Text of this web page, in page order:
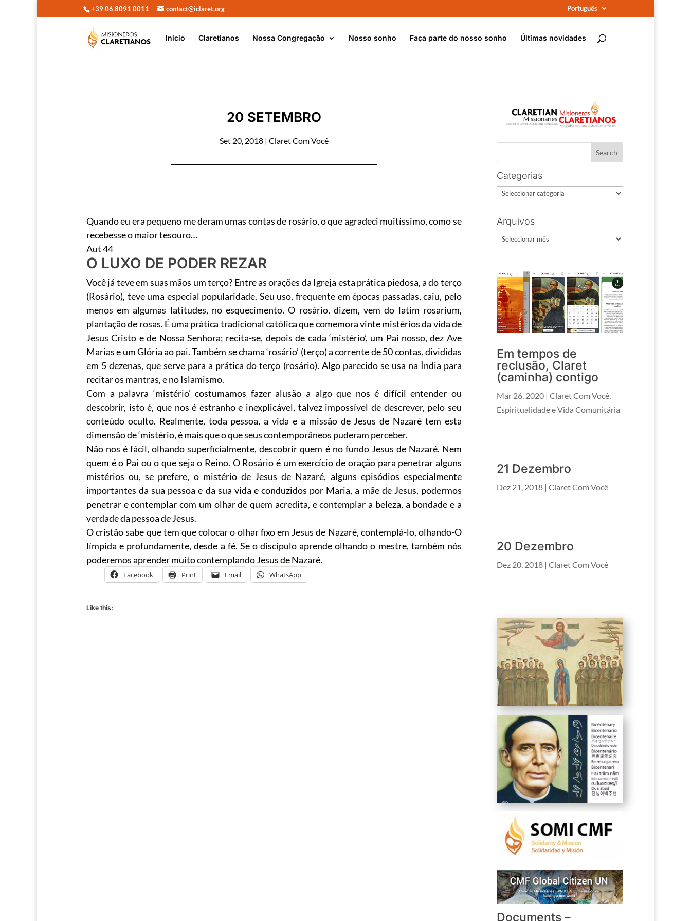
+39 06 8091 0011 contact@iclaret.org Português
Inicio Claretianos Nossa Congregação Nosso sonho Faça parte do nosso sonho Últimas novidades
20 SETEMBRO
Set 20, 2018| Claret Com Você
Quando eu era pequeno me deram umas contas de rosário, o que agradeci muitíssimo, como se
recebesse o maior tesouro…
Aut 44
O LUXO DE PODER REZAR
Você já teve em suas mãos um terço? Entre as orações da Igreja esta prática piedosa, a do terço
(Rosário), teve uma especial popularidade. Seu uso, frequente em épocas passadas, caiu, pelo
menos em algumas latitudes, no esquecimento. O rosário, dizem, vem do latim rosarium,
plantação de rosas. É uma prática tradicional católica que comemora vinte mistérios da vida de
Jesus Cristo e de Nossa Senhora; recita-se, depois de cada ‘mistério’, um Pai nosso, dez Ave
Marias e um Glória ao pai. Também se chama ‘rosário’ (terço) a corrente de 50 contas, divididas
em 5 dezenas, que serve para a prática do terço (rosário). Algo parecido se usa na Índia para
recitar os mantras, e no Islamismo.
Com a palavra ‘mistério’ costumamos fazer alusão a algo que nos é difícil entender ou
descobrir, isto é, que nos é estranho e inexplicável, talvez impossível de descrever, pelo seu
conteúdo oculto. Realmente, toda pessoa, a vida e a missão de Jesus de Nazaré tem esta
dimensão de ‘mistério, é mais que o que seus contemporâneos puderam perceber.
Não nos é fácil, olhando superficialmente, descobrir quem é no fundo Jesus de Nazaré. Nem
quem é o Pai ou o que seja o Reino. O Rosário é um exercício de oração para penetrar alguns
mistérios ou, se prefere, o mistério de Jesus de Nazaré, alguns episódios especialmente
importantes da sua pessoa e da sua vida e conduzidos por Maria, a mãe de Jesus, podermos
penetrar e contemplar com um olhar de quem acredita, e contemplar a beleza, a bondade e a
verdade da pessoa de Jesus.
O cristão sabe que tem que colocar o olhar fixo em Jesus de Nazaré, contemplá-lo, olhando-O
límpida e profundamente, desde a fé. Se o discípulo aprende olhando o mestre, também nós
poderemos aprender muito contemplando Jesus de Nazaré.
Facebook Print Email WhatsApp
Like this:
Categorias
Categorias
Arquivos
Arquivos
Em tempos de
reclusão, Claret
(caminha) contigo
Mar 26, 2020 |Claret Com Você,
Espiritualidade e Vida Comunitária
21 Dezembro
Dez 21, 2018 |Claret Com Você
20 Dezembro
Dez 20, 2018 |Claret Com Você
Documents –